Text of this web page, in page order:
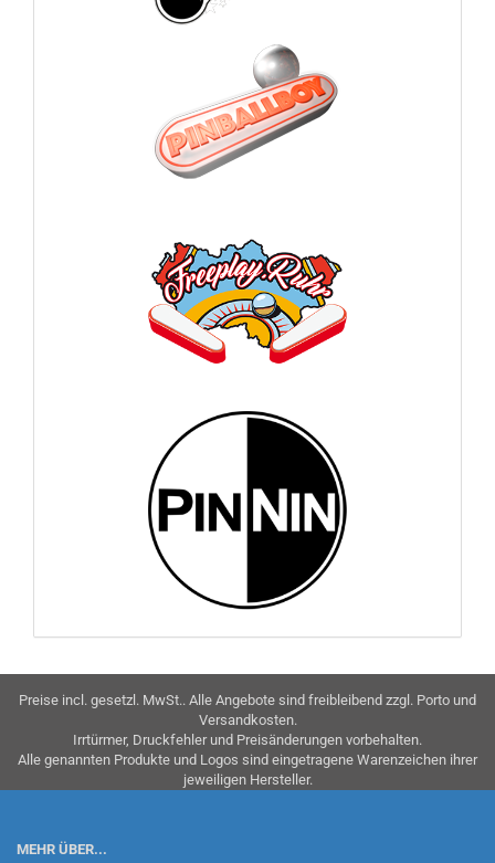
Preise incl. gesetzl. MwSt.. Alle Angebote sind freibleibend zzgl. Porto und
Versandkosten.
Irrtürmer, Druckfehler und Preisänderungen vorbehalten.
Alle genannten Produkte und Logos sind eingetragene Warenzeichen ihrer
jeweiligen Hersteller.
MEHR ÜBER...